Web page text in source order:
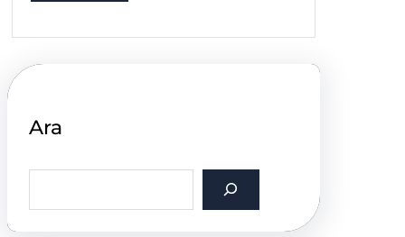
Ara
a